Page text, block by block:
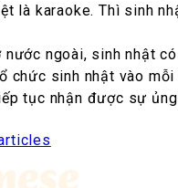
là karaoke. Thì sinh
nước ngoài, sinh nhật
chức sinh nhật vào mỗi
tục nhận được sự